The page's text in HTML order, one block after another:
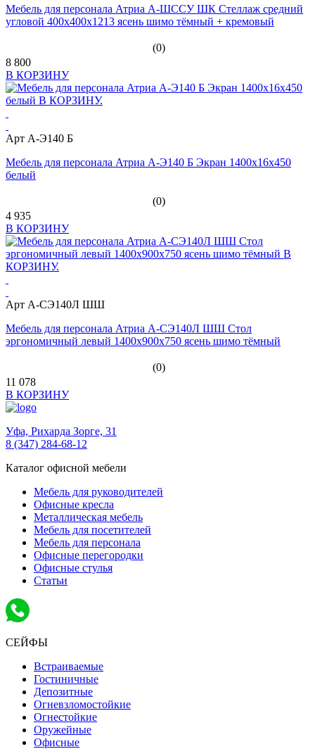
Мебель для персонала Атриа А-ШССУ ШК Стеллаж средний
угловой 400х400х1213 ясень шимо тёмный + кремовый
(0)
8 800
В КОРЗИНУ
Арт А-Э140 Б
Мебель для персонала Атриа А-Э140 Б Экран 1400х16х450
белый
(0)
4 935
В КОРЗИНУ
Арт А-СЭ140Л ШШ
Мебель для персонала Атриа А-СЭ140Л ШШ Стол
эргономичный левый 1400х900х750 ясень шимо тёмный
(0)
11 078
В КОРЗИНУ
Уфа, Рихарда Зорге, 31
8 (347) 284-68-12
Каталог офисной мебели
Мебель для руководителей
Офисные кресла
Металлическая мебель
Мебель для посетителей
Мебель для персонала
Офисные перегородки
Офисные стулья
Статьи
СЕЙФЫ
Встраиваемые
Гостиничные
Депозитные
Огневзломостойкие
Огнестойкие
Оружейные
Офисные